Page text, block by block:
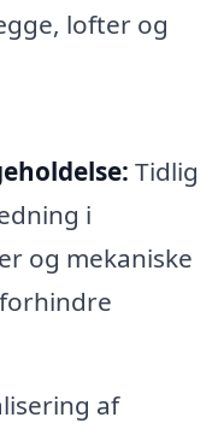
lofter og
Tidlig
i
og mekaniske
af